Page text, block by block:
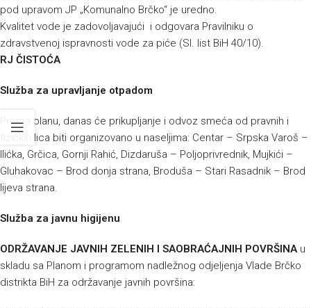
pod upravom JP „Komunalno Brčko“ je uredno.
Kvalitet vode je zadovoljavajući i odgovara Pravilniku o
zdravstvenoj ispravnosti vode za piće (Sl. list BiH 40/10).
RJ ČISTOĆA
Služba za upravljanje otpadom
Prema planu, danas će prikupljanje i odvoz smeća od pravnih i
fizičkih lica biti organizovano u naseljima: Centar – Srpska Varoš –
Ilićka, Grčica, Gornji Rahić, Dizdaruša – Poljoprivrednik, Mujkići –
Gluhakovac – Brod donja strana, Broduša – Stari Rasadnik – Brod
lijeva strana.
Služba za javnu higijenu
ODRŽAVANJE JAVNIH ZELENIH I SAOBRAĆAJNIH POVRŠINAu
skladu sa Planom i programom nadležnog odjeljenja Vlade Brčko
distrikta BiH za održavanje javnih površina: